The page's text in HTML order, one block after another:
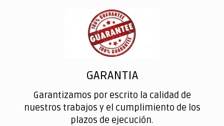
GARANTIA
Garantizamos por escrito la calidad de
nuestros trabajos y el cumplimiento de los
plazos de ejecución.